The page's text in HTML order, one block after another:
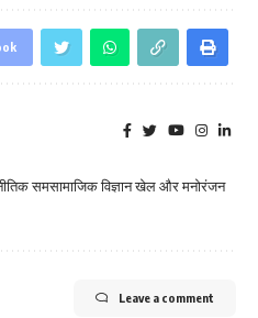
समसामाजिक विज्ञान खेल और मनोरंजन
Leave a comment